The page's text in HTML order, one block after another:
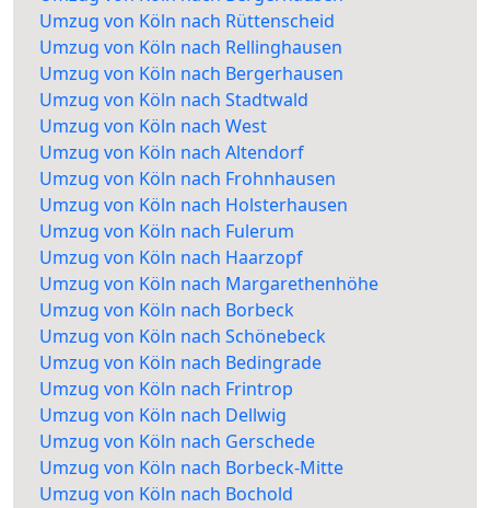
Umzug von Köln nach Rüttenscheid
Umzug von Köln nach Rellinghausen
Umzug von Köln nach Bergerhausen
Umzug von Köln nach Stadtwald
Umzug von Köln nach West
Umzug von Köln nach Altendorf
Umzug von Köln nach Frohnhausen
Umzug von Köln nach Holsterhausen
Umzug von Köln nach Fulerum
Umzug von Köln nach Haarzopf
Umzug von Köln nach Margarethenhöhe
Umzug von Köln nach Borbeck
Umzug von Köln nach Schönebeck
Umzug von Köln nach Bedingrade
Umzug von Köln nach Frintrop
Umzug von Köln nach Dellwig
Umzug von Köln nach Gerschede
Umzug von Köln nach Borbeck-Mitte
Umzug von Köln nach Bochold